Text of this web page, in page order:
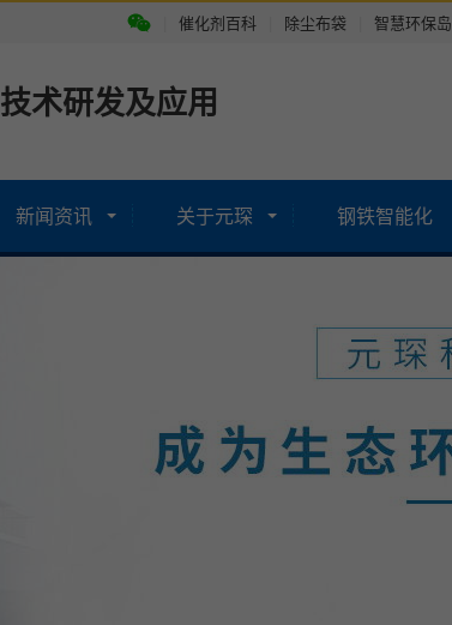
催化剂百科 除尘布袋 智慧环保岛
技术研发及应用
新闻资讯 关于元琛 钢铁智能化